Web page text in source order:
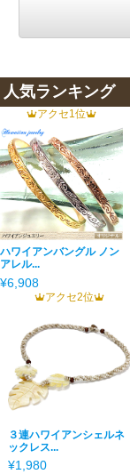
人気ランキング
アクセ1位
ハワイアンバングル ノン
アレル...
¥6,908
アクセ2位
３連ハワイアンシェルネ
ックレス...
¥1,980